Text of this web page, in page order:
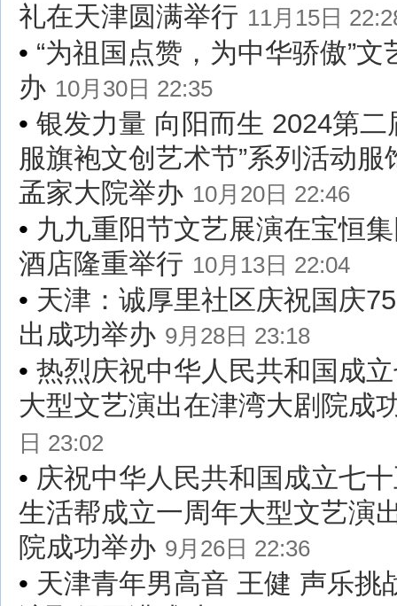
礼在天津圆满举行 11月15日
• “为祖国点赞，为中华骄傲”
办 10月30日 22:35
• 银发力量 向阳而生 2024第二
服旗袍文创艺术节”系列活动服
孟家大院举办 10月20日 22:46
• 九九重阳节文艺展演在宝恒
酒店隆重举行 10月13日 22:04
• 天津：诚厚里社区庆祝国庆
出成功举办 9月28日 23:18
• 热烈庆祝中华人民共和国成
大型文艺演出在津湾大剧院成
日 23:02
• 庆祝中华人民共和国成立七
生活帮成立一周年大型文艺演
院成功举办 9月26日 22:36
• 天津青年男高音 王健 声乐挑